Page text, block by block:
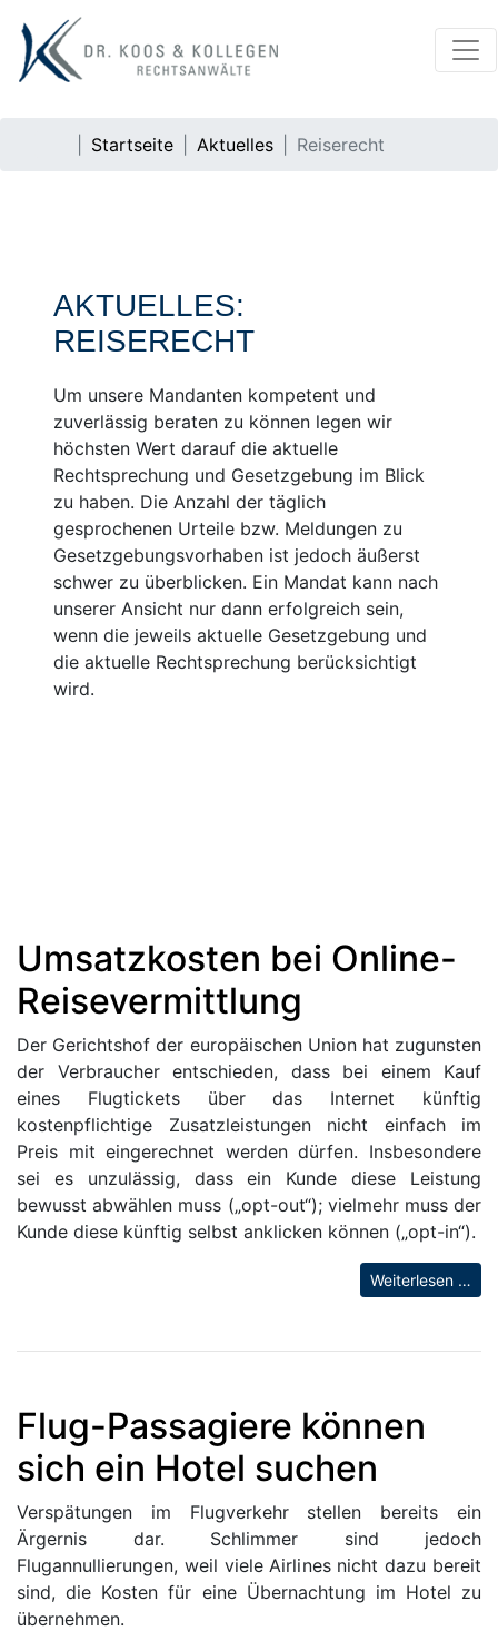
Startseite Aktuelles Reiserecht
AKTUELLES:
REISERECHT
Um unsere Mandanten kompetent und
zuverlässig beraten zu können legen wir
höchsten Wert darauf die aktuelle
Rechtsprechung und Gesetzgebung im Blick
zu haben. Die Anzahl der täglich
gesprochenen Urteile bzw. Meldungen zu
Gesetzgebungsvorhaben ist jedoch äußerst
schwer zu überblicken. Ein Mandat kann nach
unserer Ansicht nur dann erfolgreich sein,
wenn die jeweils aktuelle Gesetzgebung und
die aktuelle Rechtsprechung berücksichtigt
wird.
Umsatzkosten bei Online-
Reisevermittlung
Der Gerichtshof der europäischen Union hat zugunsten
der Verbraucher entschieden, dass bei einem Kauf
eines Flugtickets über das Internet künftig
kostenpflichtige Zusatzleistungen nicht einfach im
Preis mit eingerechnet werden dürfen. Insbesondere
sei es unzulässig, dass ein Kunde diese Leistung
bewusst abwählen muss („opt-out“); vielmehr muss der
Kunde diese künftig selbst anklicken können („opt-in“).
Weiterlesen …
Flug-Passagiere können
sich ein Hotel suchen
Verspätungen im Flugverkehr stellen bereits ein
Ärgernis dar. Schlimmer sind jedoch
Flugannullierungen, weil viele Airlines nicht dazu bereit
sind, die Kosten für eine Übernachtung im Hotel zu
übernehmen.